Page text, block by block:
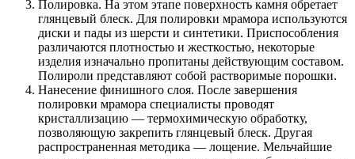
Полировка. На этом этапе поверхность камня обретает
глянцевый блеск. Для полировки мрамора используются
диски и пады из шерсти и синтетики. Приспособления
различаются плотностью и жесткостью, некоторые
изделия изначально пропитаны действующим составом.
Полироли представляют собой растворимые порошки.
Нанесение финишного слоя. После завершения
полировки мрамора специалисты проводят
кристаллизацию — термохимическую обработку,
позволяющую закрепить глянцевый блеск. Другая
распространенная методика — лощение. Мельчайшие